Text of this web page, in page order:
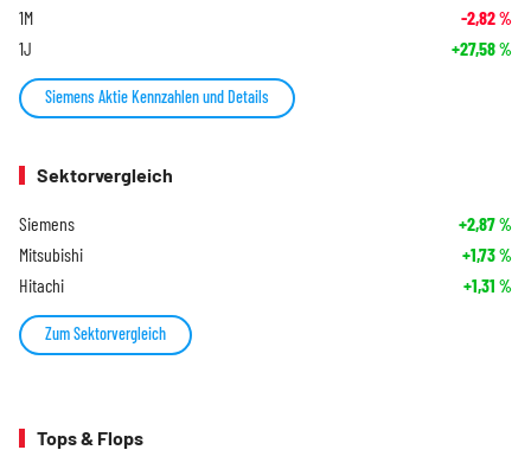
1M -2,82%
1J +27,58%
Siemens Aktie Kennzahlen und Details
Sektorvergleich
Siemens +2,87%
Mitsubishi +1,73%
Hitachi +1,31 %
Zum Sektorvergleich
Tops & Flops